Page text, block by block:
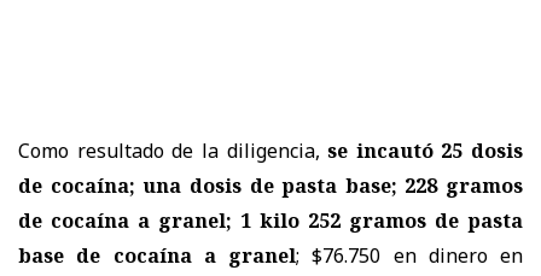
Como resultado de la diligencia,se incautó 25 dosis
de cocaína; una dosis de pasta base; 228 gramos
de cocaína a granel; 1 kilo 252 gramos de pasta
base de cocaína a granel; $76.750 en dinero en